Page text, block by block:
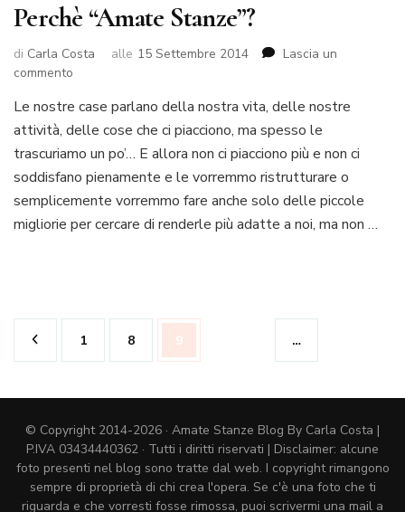
Perchè “Amate Stanze”?
di Carla Costa alle 15 Settembre 2014
Lascia un
commento
“Amate
Stanze”?
Le nostre case parlano della nostra vita, delle nostre
attività, delle cose che ci piacciono, ma spesso le
trascuriamo un po’… E allora non ci piacciono più e non ci
soddisfano pienamente e le vorremmo ristrutturare o
semplicemente vorremmo fare anche solo delle piccole
migliorie per cercare di renderle più adatte a noi, ma non …
Paginazione
degli
Pagina
1 …
Pagina
8 Pagina
9
© Copyright 2014-2026 · Amate Stanze Blog By Carla Costa |
P.IVA 03434440362 · Tutti i diritti riservati | Disclaimer: alcune
foto presenti nel blog sono tratte dal web. I copyright rimangono
sempre di proprietà di chi crea l'opera. Se c'è una foto che ti
riguarda e che vorresti fosse rimossa, puoi scrivermi una mail a